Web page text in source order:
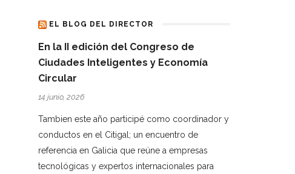
EL BLOG DEL DIRECTOR
En la II edición del Congreso de
Ciudades Inteligentes y Economía
Circular
14 junio, 2026
Tambien este año participé como coordinador y
conductos en el Citigal; un encuentro de
referencia en Galicia que reúne a empresas
tecnológicas y expertos internacionales para